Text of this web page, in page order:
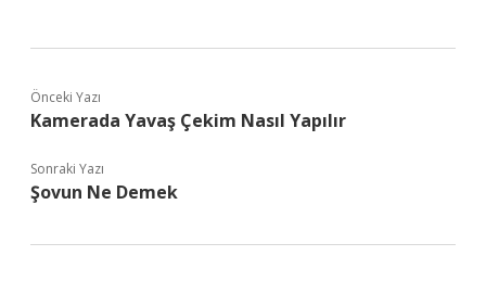
Önceki Yazı
Kamerada Yavaş Çekim Nasıl Yapılır
Sonraki Yazı
Şovun Ne Demek